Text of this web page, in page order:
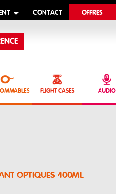
CONTACT OFFRES
FLIGHT CASES AUDIO
OPTIQUES 400ML